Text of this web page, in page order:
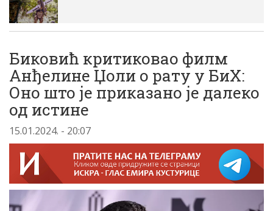
Биковић критиковао филм
Анђелине Џоли о рату у БиХ:
Оно што је приказано је далеко
од истине
15.01.2024. - 20:07